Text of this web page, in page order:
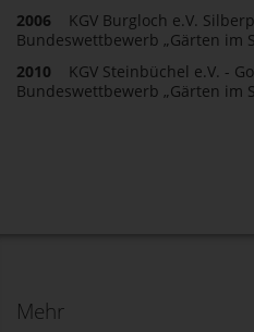
2006
KGV Burgloch e.V.
Bundeswettbewerb „Gärten im
2010 KGV Steinbüchel e.V. -
Bundeswettbewerb „Gärten im
Mehr